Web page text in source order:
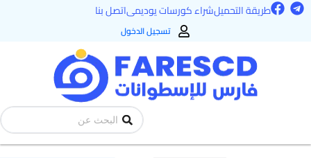
طريقة التحميلشراء كورسات يوديمىاتصل بنا T
e
F
a تسجيل الدخول
Search